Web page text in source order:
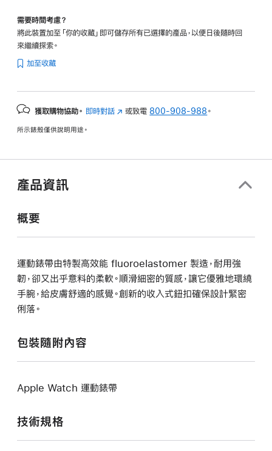
需要時間考慮？
將此裝置加至「你的收藏」即可儲存所有已選擇的產品，以便日後隨時回
來繼續探索。
加至收藏
獲取購物協助。 即時對話 (以
開
或致電 800-908-988 。
所示錶殼僅供說明用途。
產品資訊
概要
運動錶帶由特製高效能 fluoroelastomer 製造，耐用強
韌，卻又出乎意料的柔軟。順滑細密的質感，讓它優雅地環繞
手腕，給皮膚舒適的感覺。創新的收入式鈕扣確保設計緊密
俐落。
包裝隨附內容
Apple Watch 運動錶帶
技術規格